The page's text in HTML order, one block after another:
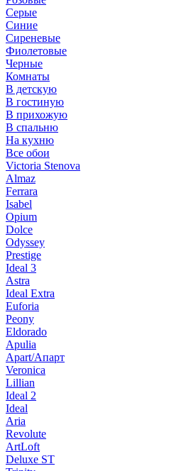
Серые
Синие
Сиреневые
Фиолетовые
Черные
Комнаты
В детскую
В гостиную
В прихожую
В спальню
На кухню
Все обои
Victoria Stenova
Almaz
Ferrara
Isabel
Opium
Dolce
Odyssey
Prestige
Ideal 3
Astra
Ideal Extra
Euforia
Peony
Eldorado
Apulia
Apart/Апарт
Veronica
Lillian
Ideal 2
Ideal
Aria
Revolute
ArtLoft
Deluxe ST